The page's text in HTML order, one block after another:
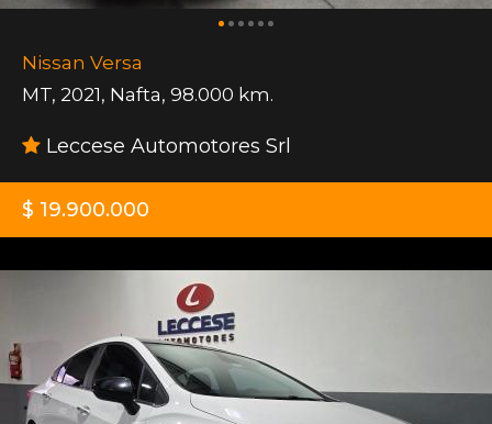
Nissan Versa
MT, 2021, Nafta, 98.000 km.
Leccese Automotores Srl
$ 19.900.000